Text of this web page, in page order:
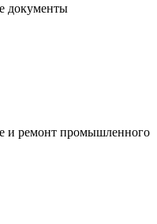
документы
и ремонт промышленного